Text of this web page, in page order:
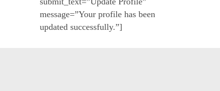
message=”Your profile has been
updated successfully.”]